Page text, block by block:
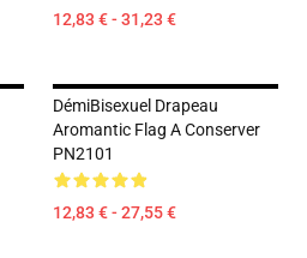
12,83 € - 31,23 €
DémiBisexuel Drapeau
Aromantic Flag A Conserver
PN2101
12,83 € - 27,55 €